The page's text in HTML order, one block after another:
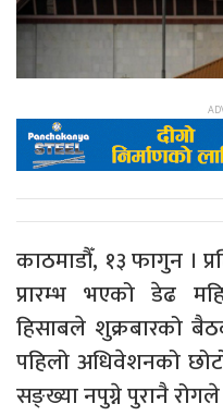
काठमाडौँ, १३ फागुन ।
प्रारम्भ भएको डेढ
हिसाबले शुक्रबारको
पहिलो अधिवेशनको
सङ्ख्या नपुग्ने पुरानै